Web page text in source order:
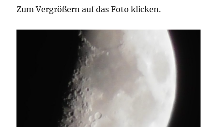
Zum Vergrößern auf das Foto klicken.